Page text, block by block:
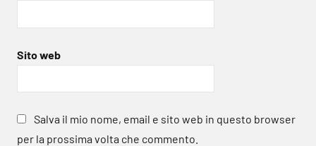
Sito web
Salva il mio nome, email e sito web in questo browser
per la prossima volta che commento.